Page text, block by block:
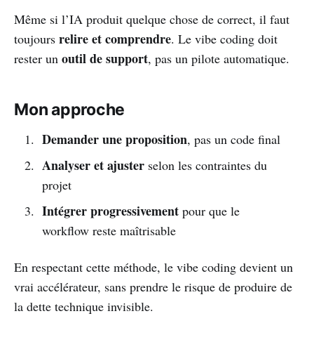
Même si l’IA produit quelque chose de correct, il faut
toujours relire et comprendre. Le vibe coding doit
rester un outil de support, pas un pilote automatique.
Mon approche
Demander une proposition, pas un code final
Analyser et ajusterselon les contraintes du
projet
Intégrer progressivementpour que le
workflow reste maîtrisable
En respectant cette méthode, le vibe coding devient un
vrai accélérateur, sans prendre le risque de produire de
la dette technique invisible.